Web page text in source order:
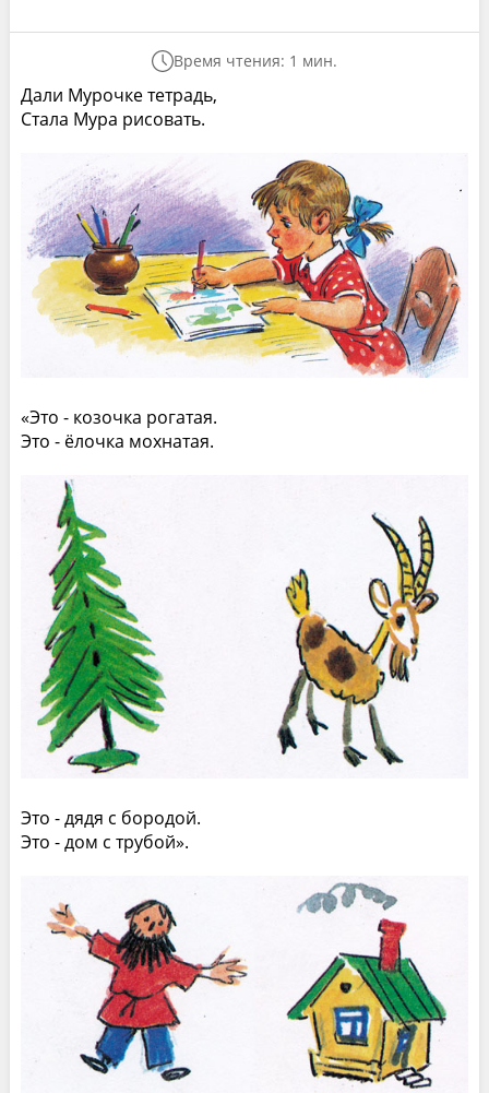
Время чтения: 1 мин.
Дали Мурочке тетрадь,
Стала Мура рисовать.
«Это - козочка рогатая.
Это - ёлочка мохнатая.
Это - дядя с бородой.
Это - дом с трубой».